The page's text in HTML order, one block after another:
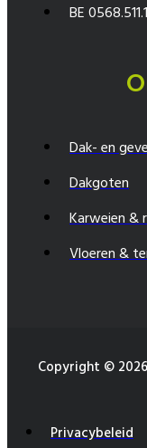
BE
Dak- en
Dakgoten
Karweien &
Vloeren &
Copyright ©
Privacybeleid